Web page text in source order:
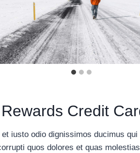
Credit
iusto odio dignissimos ducimus
quos dolores et quas